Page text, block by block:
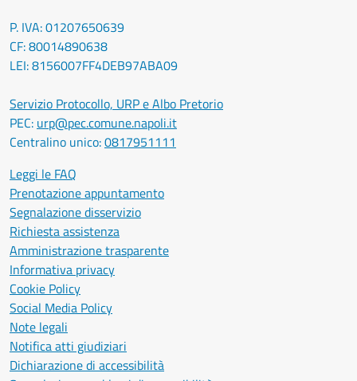
P. IVA: 01207650639
CF: 80014890638
LEI: 8156007FF4DEB97ABA09
Servizio Protocollo, URP e Albo Pretorio
PEC: urp@pec.comune.napoli.it
Centralino unico:0817951111
Leggi le FAQ
Prenotazione appuntamento
Segnalazione disservizio
Richiesta assistenza
Amministrazione trasparente
Informativa privacy
Cookie Policy
Social Media Policy
Note legali
Notifica atti giudiziari
Dichiarazione di accessibilità